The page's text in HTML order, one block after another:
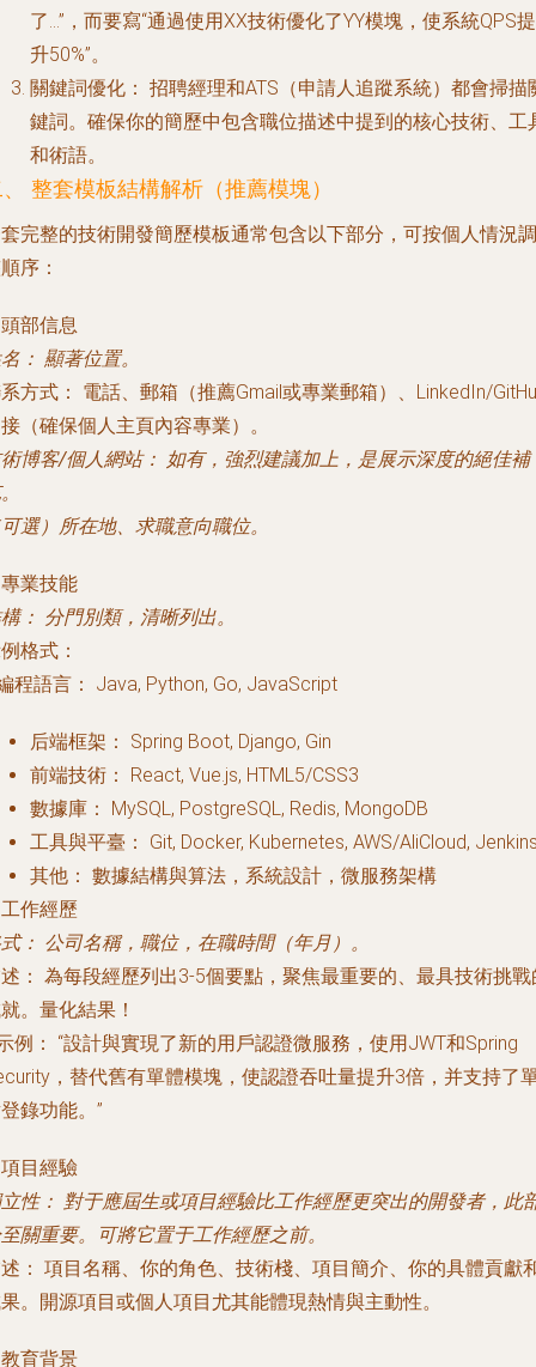
了...”，而要寫“通過使用XX技術優化了YY模塊，使系統QPS提
升50%”。
關鍵詞優化： 招聘經理和ATS（申請人追蹤系統）都會掃描
鍵詞。確保你的簡歷中包含職位描述中提到的核心技術、工
和術語。
整套模板結構解析（推薦模塊）
完整的技術開發簡歷模板通常包含以下部分，可按個人情況調
序：
部信息
： 顯著位置。
方式：
電話、郵箱（推薦Gmail或專業郵箱）、LinkedIn/
（確保個人主頁內容專業）。
博客/個人網站： 如有，強烈建議加上，是展示深度的絕佳補
選）所在地、求職意向職位。
業技能
： 分門別類，清晰列出。
格式：
程語言：
Java, Python, Go, JavaScript
后端框架：
Spring Boot, Django, Gin
前端技術：
React, Vue.js, HTML5/CSS3
數據庫：
MySQL, PostgreSQL, Redis, MongoDB
工具與平臺：
Git, Docker, Kubernetes, AWS/AliCloud,
其他： 數據結構與算法，系統設計，微服務架構
作經歷
： 公司名稱，職位，在職時間（年月）。
： 為每段經歷列出3-5個要點，聚焦最重要的、最具技術挑戰
。量化結果！
例：
“設計與實現了新的用戶認證微服務，使用JWT和Spring
，替代舊有單體模塊，使認證吞吐量提升3倍，并支持了
錄功能。”
目經驗
性： 對于應屆生或項目經驗比工作經歷更突出的開發者，此
關重要。可將它置于工作經歷之前。
： 項目名稱、你的角色、技術棧、項目簡介、 你的具體貢獻
。開源項目或個人項目尤其能體現熱情與主動性。
育背景